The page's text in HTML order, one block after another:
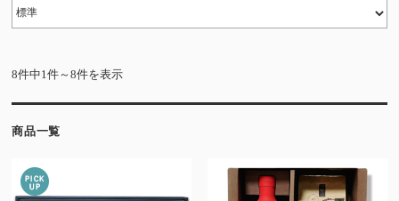
8件中1件～8件を表示
商品一覧